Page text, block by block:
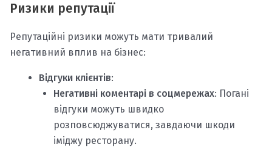
Ризики репутації
Репутаційні ризики можуть мати тривалий
негативний вплив на бізнес:
Відгуки клієнтів:
Негативні коментарі в соцмережах: Погані
відгуки можуть швидко
розповсюджуватися, завдаючи шкоди
іміджу ресторану.